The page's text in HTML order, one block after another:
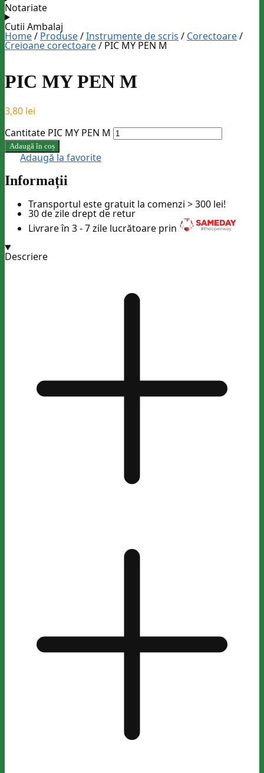
Notariate
Cutii Ambalaj
Home/ Produse/Instrumente de scris / Corectoare/
Creioane corectoare/PIC MY PEN M
PIC MY PEN M
3,80 lei
Cantitate PIC MY PEN M
Adaugă în coș
Adaugă la favorite
Informații
Transportul este gratuit la comenzi >300 lei!
30 de zile drept de retur
Livrare în 3 - 7 zile lucrătoare prin
Descriere